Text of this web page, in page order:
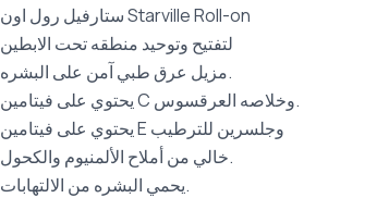
ستارفيل رول اون Starville Roll-on
لتفتيح وتوحيد منطقه تحت الابطين
مزيل عرق طبي آمن على البشره.
يحتوي على فيتامين C وخلاصه العرقسوس.
يحتوي على فيتامين E وجلسرين للترطيب
خالي من أملاح الألمنيوم والكحول.
يحمي البشره من الالتهابات.